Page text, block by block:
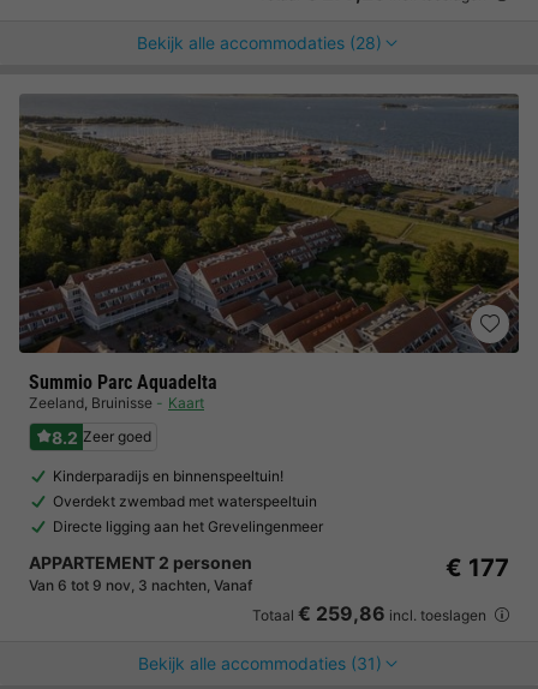
Bekijk alle accommodaties (28)
Summio Parc Aquadelta
Zeeland, Bruinisse Kaart
8.2 Zeer goed
Kinderparadijs en binnenspeeltuin!
Overdekt zwembad met waterspeeltuin
Directe ligging aan het Grevelingenmeer
APPARTEMENT 2 personen
Van 6 tot 9 nov, 3 nachten, Vanaf
€ 177
Totaal € 259,86 incl. toeslagen
Bekijk alle accommodaties (31)